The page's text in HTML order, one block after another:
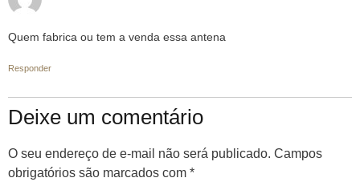
Quem fabrica ou tem a venda essa antena
Responder
Deixe um comentário
O seu endereço de e-mail não será publicado. Campos
obrigatórios são marcados com *